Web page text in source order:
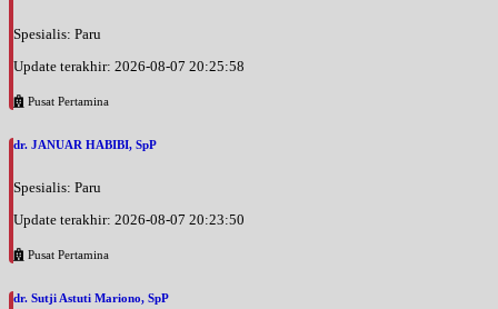
Spesialis: Paru
Update terakhir: 2026-08-07 20:25:58
Pusat Pertamina
dr. JANUAR HABIBI, SpP
Spesialis: Paru
Update terakhir: 2026-08-07 20:23:50
Pusat Pertamina
dr. Sutji Astuti Mariono, SpP